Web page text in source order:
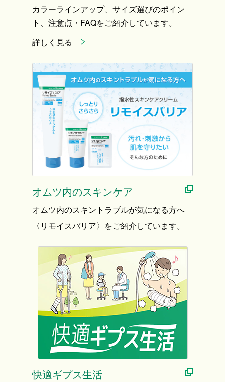
カラーラインアップ、サイズ選びのポイン
ト、注意点・FAQをご紹介しています。
詳しく見る
オムツ内のスキンケア
オムツ内のスキントラブルが気になる方へ
〈リモイスバリア〉をご紹介しています。
快適ギプス生活